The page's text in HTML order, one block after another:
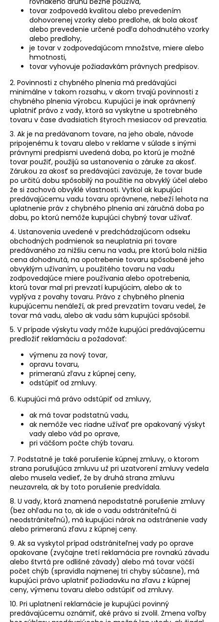
tovar zodpovedá kvalitou alebo prevedením
dohovorenej vzorky alebo predlohe, ak bola akosť
alebo prevedenie určené podľa dohodnutého vzorky
alebo predlohy,
je tovar v zodpovedajúcom množstve, miere alebo
hmotnosti,
tovar vyhovuje požiadavkám právnych predpisov.
2. Povinnosti z chybného plnenia má predávajúci
minimálne v takom rozsahu, v akom trvajú povinnosti z
chybného plnenia výrobcu. Kupujúci je inak oprávnený
uplatniť právo z vady, ktorá sa vyskytne u spotrebného
tovaru v čase dvadsiatich štyroch mesiacov od prevzatia.
3. Ak je na predávanom tovare, na jeho obale, návode
pripojenému k tovaru alebo v reklame v súlade s inými
právnymi predpismi uvedená doba, po ktorú je možné
tovar použiť, použijú sa ustanovenia o záruke za akosť.
Zárukou za akosť sa predávajúci zaväzuje, že tovar bude
po určitú dobu spôsobilý na použitie na obvyklý účel alebo
že si zachová obvyklé vlastnosti. Vytkol ak kupujúci
predávajúcemu vadu tovaru oprávnene, nebeží lehota na
uplatnenie práv z chybného plnenia ani záručná doba po
dobu, po ktorú nemôže kupujúci chybný tovar užívať.
4. Ustanovenia uvedené v predchádzajúcom odseku
obchodných podmienok sa neuplatnia pri tovare
predávaného za nižšiu cenu na vadu, pre ktorú bola nižšia
cena dohodnutá, na opotrebenie tovaru spôsobené jeho
obvyklým užívaním, u použitého tovaru na vadu
zodpovedajúce miere používania alebo opotrebenia,
ktorú tovar mal pri prevzatí kupujúcim, alebo ak to
vyplýva z povahy tovaru. Právo z chybného plnenia
kupujúcemu nenáleží, ak pred prevzatím tovaru vedel, že
tovar má vadu, alebo ak vadu sám kupujúci spôsobil.
5. V prípade výskytu vady môže kupujúci predávajúcemu
predložiť reklamáciu a požadovať:
výmenu za nový tovar,
opravu tovaru,
primeranú zľavu z kúpnej ceny,
odstúpiť od zmluvy.
6. Kupujúci má právo odstúpiť od zmluvy,
ak má tovar podstatnú vadu,
ak nemôže vec riadne užívať pre opakovaný výskyt
vady alebo vád po oprave,
pri väčšom počte chýb tovaru.
7. Podstatné je také porušenie kúpnej zmluvy, o ktorom
strana porušujúca zmluvu už pri uzatvorení zmluvy vedela
alebo musela vedieť, že by druhá strana zmluvu
neuzavrela, ak by toto porušenie predvídala.
8. U vady, ktorá znamená nepodstatné porušenie zmluvy
(bez ohľadu na to, ak ide o vadu odstrániteľnú či
neodstrániteľnú), má kupujúci nárok na odstránenie vady
alebo primeranú zľavu z kúpnej ceny.
9. Ak sa vyskytol prípad odstrániteľnej vady po oprave
opakovane (zvyčajne tretí reklamácia pre rovnakú závadu
alebo štvrtá pre odlišné závady) alebo má tovar väčší
počet chýb (spravidla najmenej tri chyby súčasne), má
kupujúci právo uplatniť požiadavku na zľavu z kúpnej
ceny, výmenu tovaru alebo odstúpiť od zmluvy.
10. Pri uplatnení reklamácie je kupujúci povinný
predávajúcemu oznámiť, aké právo si zvolil. Zmena voľby